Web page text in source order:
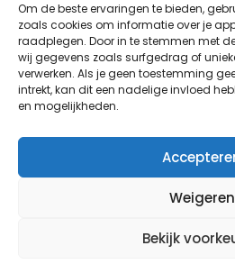
Om de beste ervaringen te bieden,
zoals cookies om informatie over je
raadplegen. Door in te stemmen met
wij gegevens zoals surfgedrag of
verwerken. Als je geen toestemming
intrekt, kan dit een nadelige invloed
en mogelijkheden.
Weigeren
Bekijk